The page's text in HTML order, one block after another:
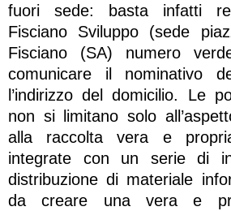
fuori sede: basta infatti
Fisciano Sviluppo (sede
Fisciano (SA) numero
comunicare il nominativo
l’indirizzo del domicilio. Le
non si limitano solo
alla raccolta vera e
integrate con un serie di
distribuzione di materiale
da creare una vera e